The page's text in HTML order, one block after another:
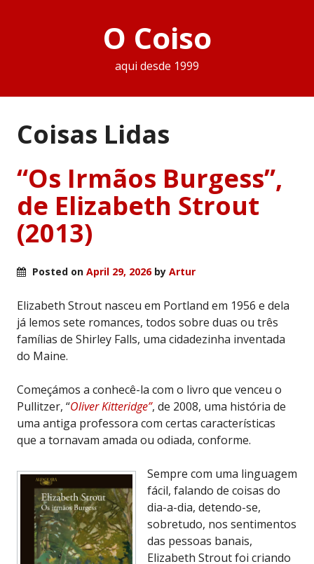
O Coiso
aqui desde 1999
Coisas Lidas
“Os Irmãos Burgess”,
de Elizabeth Strout
(2013)
Posted on April 29, 2026by Artur
Elizabeth Strout nasceu em Portland em 1956 e dela
já lemos sete romances, todos sobre duas ou três
famílias de Shirley Falls, uma cidadezinha inventada
do Maine.
Começámos a conhecê-la com o livro que venceu o
Pullitzer, “Oliver Kitteridge”, de 2008, uma história de
uma antiga professora com certas características
que a tornavam amada ou odiada, conforme.
Sempre com uma linguagem
fácil, falando de coisas do
dia-a-dia, detendo-se,
sobretudo, nos sentimentos
das pessoas banais,
Elizabeth Strout foi criando